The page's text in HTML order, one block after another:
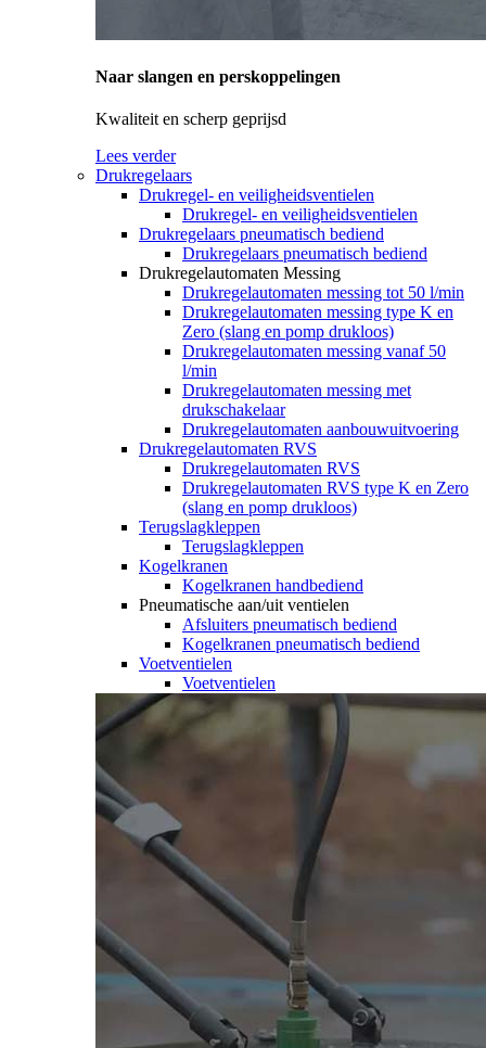
Naar slangen en perskoppelingen
Kwaliteit en scherp geprijsd
Lees verder
Drukregelaars
Drukregel- en veiligheidsventielen
Drukregel- en veiligheidsventielen
Drukregelaars pneumatisch bediend
Drukregelaars pneumatisch bediend
Drukregelautomaten Messing
Drukregelautomaten messing tot 50 l/min
Drukregelautomaten messing type K en
Zero (slang en pomp drukloos)
Drukregelautomaten messing vanaf 50
l/min
Drukregelautomaten messing met
drukschakelaar
Drukregelautomaten aanbouwuitvoering
Drukregelautomaten RVS
Drukregelautomaten RVS
Drukregelautomaten RVS type K en Zero
(slang en pomp drukloos)
Terugslagkleppen
Terugslagkleppen
Kogelkranen
Kogelkranen handbediend
Pneumatische aan/uit ventielen
Afsluiters pneumatisch bediend
Kogelkranen pneumatisch bediend
Voetventielen
Voetventielen